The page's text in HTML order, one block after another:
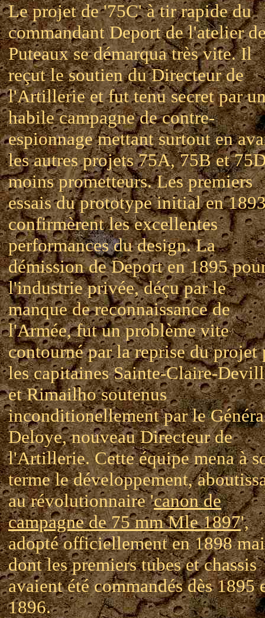
Le projet de '75C' à tir rapide du
commandant Deport de l'atelier
Puteaux se démarqua très vite. Il
reçut le soutien du Directeur de
l'Artillerie et fut tenu secret par
habile campagne de contre-
espionnage mettant surtout en
les autres projets 75A, 75B et
moins prometteurs. Les premiers
essais du prototype initial en
confirmèrent les excellentes
performances du design. La
démission de Deport en 1895
l'industrie privée, déçu par le
manque de reconnaissance de
l'Armée, fut un problème vite
contourné par la reprise du projet
les capitaines Sainte-Claire-
et Rimailho soutenus
inconditionellement par le
Deloye, nouveau Directeur de
l'Artillerie. Cette équipe mena à
terme le développement,
au révolutionnaire 'canon de
campagne de 75 mm Mle 1897',
adopté officiellement en 1898
dont les premiers tubes et chassis
avaient été commandés dès 1895
1896.